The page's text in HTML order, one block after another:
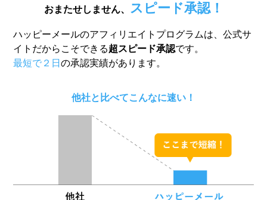
おまたせしません、 スピード承認！
ハッピーメールのアフィリエイトプログラムは、公式サ
イトだからこそできる超スピード承認です。
最短で２日の承認実績があります。
他社と比べてこんなに速い！